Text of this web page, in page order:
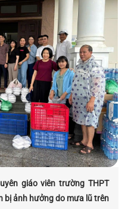
giáo viên trường THPT
bị ảnh hưởng do mưa lũ trên